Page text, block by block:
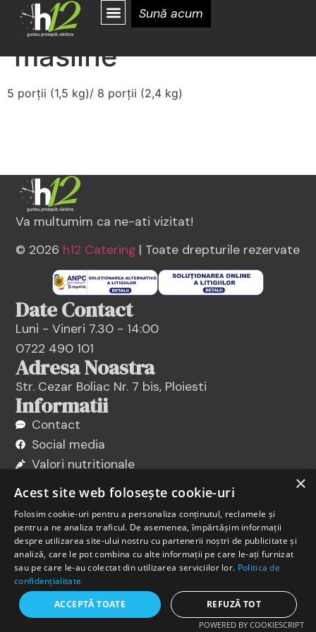
Sună acum
Mâncare de limbă cu
măsline
5 porții (1,5 kg)/ 8 porții (2,4 kg)
Va multumim ca ne-ati vizitat!
© 2026 h12 Catering | Toate drepturile rezervate
Date Contact
Luni - Vineri 7.30 - 14:00
0722 490 101
Adresa Noastra
Str. Cezar Boliac Nr. 7 bis, Ploiesti
Informatii
Contact
Social media
Valori nutritionale
Termeni si Conditii
Politica de confidentialitate
×
Acest site web folosește cookie-uri
Folosim cookie-uri pentru a personaliza conținutul, reclamele și
pentru a ne analiza traficul. De asemenea, împărtășim informații
despre utilizarea site-ului nostru cu partenerii noștri de publicitate și
analiză, care le pot combina cu alte informații pe care le-ați furnizat
sau pe care le-au colectat din utilizarea serviciilor lor. Politica de
confidențialitate
ACCEPTĂ TOATE
REFUZĂ TOT
POWERED BY COOKIESCRIPT